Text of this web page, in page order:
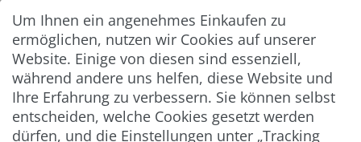
Abonnieren
** Hierbei handelt es sich um ein Pflichtfeld.
ZAHLUNG & VERSAND
Um Ihnen ein angenehmes Einkaufen zu
ermöglichen, nutzen wir Cookies auf unserer
Website. Einige von diesen sind essenziell,
während andere uns helfen, diese Website und
Ihre Erfahrung zu verbessern. Sie können selbst
entscheiden, welche Cookies gesetzt werden
dürfen, und die Einstellungen unter „Tracking